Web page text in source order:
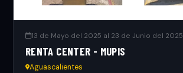
13 de Mayo del 2025 al 23 de Junio del 2025
RENTA CENTER - MUPIS
Aguascalientes